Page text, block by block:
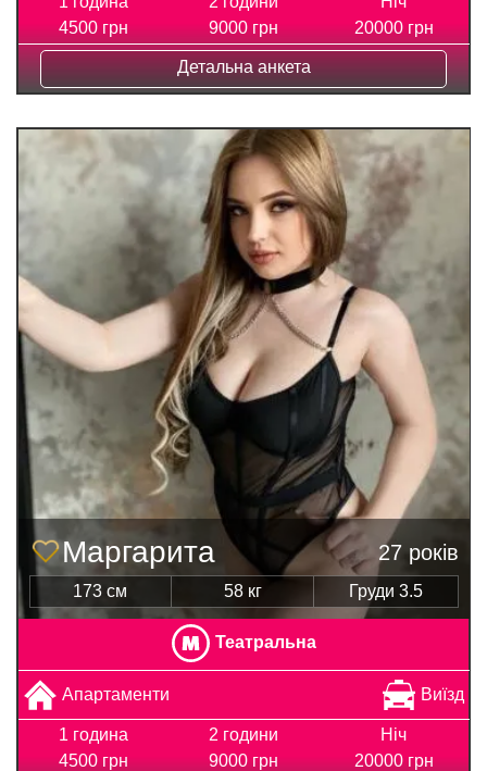
4500 грн
9000 грн
20000 грн
Детальна анкета
Маргарита 27 років
173 см 58 кг Груди 3.5
Театральна
Апартаменти Виїзд
1 година
4500 грн
2 години
9000 грн
Ніч
20000 грн